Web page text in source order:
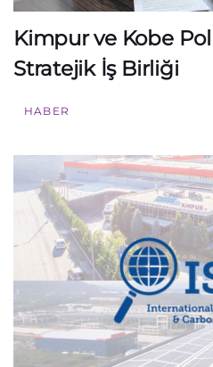
Kimpur ve Kobe
Stratejik İş Birliği
HABER